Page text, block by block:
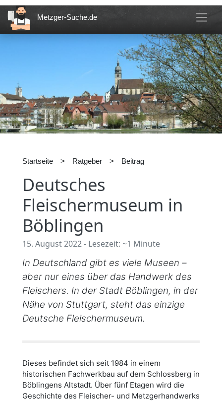
Metzger-Suche.de
Startseite > Ratgeber > Beitrag
Deutsches
Fleischermuseum in
Böblingen
15. August 2022 - Lesezeit: ~1 Minute
In Deutschland gibt es viele Museen –
aber nur eines über das Handwerk des
Fleischers. In der Stadt Böblingen, in der
Nähe von Stuttgart, steht das einzige
Deutsche Fleischermuseum.
Dieses befindet sich seit 1984 in einem
historischen Fachwerkbau auf dem Schlossberg in
Böblingens Altstadt. Über fünf Etagen wird die
Geschichte des Fleischer- und Metzgerhandwerks